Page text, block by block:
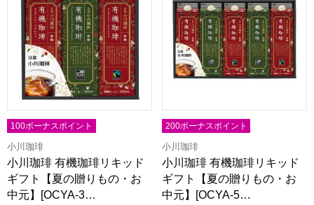
100ボーナスポイント
小川珈琲
小川珈琲 有機珈琲リキッド
ギフト【夏の贈りもの・お
中元】[OCYA-3…
200ボーナスポイント
小川珈琲
小川珈琲 有機珈琲リキッド
ギフト【夏の贈りもの・お
中元】[OCYA-5…